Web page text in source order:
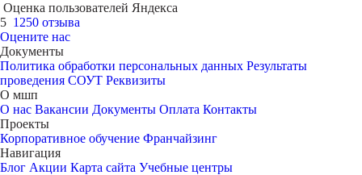
Оценка пользователей Яндекса
5 1250 отзыва
Оцените нас
Документы
Политика обработки персональных данных Результаты
проведения СОУТ Реквизиты
О мшп
О нас Вакансии Документы Оплата Контакты
Проекты
Корпоративное обучение Франчайзинг
Навигация
Блог Акции Карта сайта Учебные центры